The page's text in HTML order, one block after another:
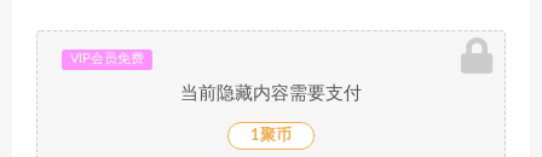
VIP会员免费
当前隐藏内容需要支付
1聚币